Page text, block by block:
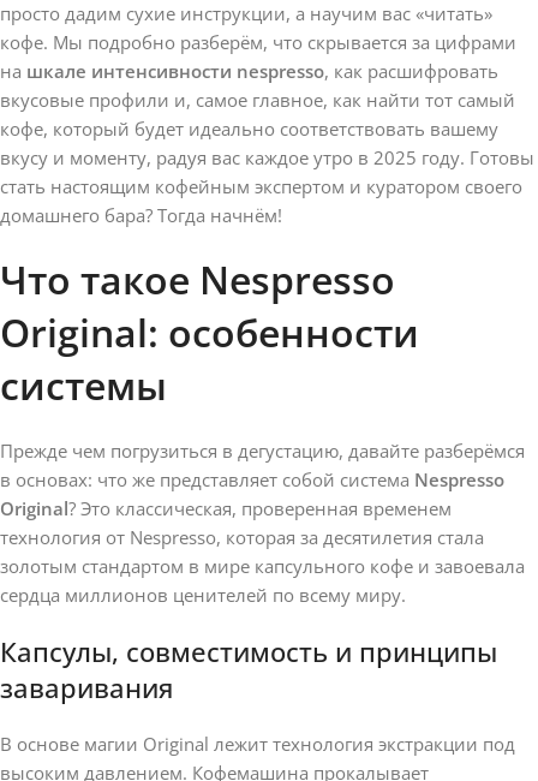
просто дадим сухие инструкции, а научим вас «читать»
кофе. Мы подробно разберём, что скрывается за цифрами
на шкале интенсивности nespresso, как расшифровать
вкусовые профили и, самое главное, как найти тот самый
кофе, который будет идеально соответствовать вашему
вкусу и моменту, радуя вас каждое утро в 2025 году. Готовы
стать настоящим кофейным экспертом и куратором своего
домашнего бара? Тогда начнём!
Что такое Nespresso
Original: особенности
системы
Прежде чем погрузиться в дегустацию, давайте разберёмся
в основах: что же представляет собой система Nespresso
Original? Это классическая, проверенная временем
технология от Nespresso, которая за десятилетия стала
золотым стандартом в мире капсульного кофе и завоевала
сердца миллионов ценителей по всему миру.
Капсулы, совместимость и принципы
заваривания
В основе магии Original лежит технология экстракции под
высоким давлением. Кофемашина прокалывает